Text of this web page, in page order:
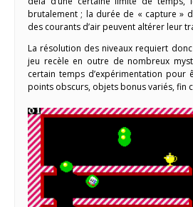
brutalement ; la durée de « capture »
des courants d’air peuvent altérer leur
La résolution des niveaux requiert
jeu recèle en outre de nombreux
certain temps d’expérimentation pour
points obscurs, objets bonus variés, fin